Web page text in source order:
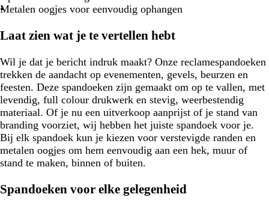
Metalen oogjes voor eenvoudig ophangen
Laat zien wat je te vertellen hebt
Wil je dat je bericht indruk maakt? Onze reclamespandoeken
trekken de aandacht op evenementen, gevels, beurzen en
feesten. Deze spandoeken zijn gemaakt om op te vallen, met
levendig, full colour drukwerk en stevig, weerbestendig
materiaal. Of je nu een uitverkoop aanprijst of je stand van
branding voorziet, wij hebben het juiste spandoek voor je.
Bij elk spandoek kun je kiezen voor verstevigde randen en
metalen oogjes om hem eenvoudig aan een hek, muur of
stand te maken, binnen of buiten.
Spandoeken voor elke gelegenheid